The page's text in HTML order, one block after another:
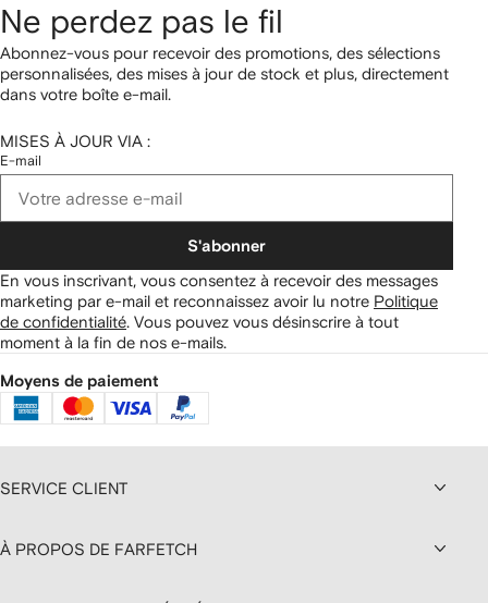
Ne perdez pas le fil
Abonnez-vous pour recevoir des promotions, des sélections
personnalisées, des mises à jour de stock et plus, directement
dans votre boîte e-mail.
MISES À JOUR VIA :
E-mail
S'abonner
En vous inscrivant, vous consentez à recevoir des messages
marketing par e-mail et reconnaissez avoir lu notre Politique
de confidentialité. Vous pouvez vous désinscrire à tout
moment à la fin de nos e-mails.
Moyens de paiement
SERVICE CLIENT
À PROPOS DE FARFETCH